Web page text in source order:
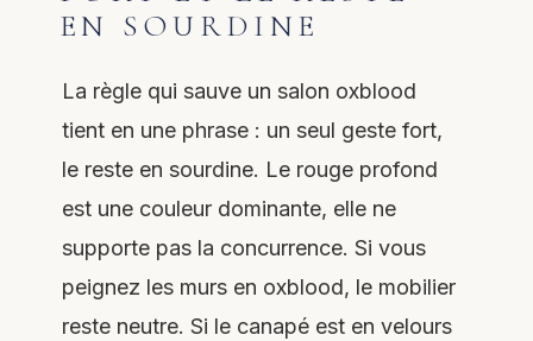
EN SOURDINE
La règle qui sauve un salon oxblood
tient en une phrase : un seul geste fort,
le reste en sourdine. Le rouge profond
est une couleur dominante, elle ne
supporte pas la concurrence. Si vous
peignez les murs en oxblood, le mobilier
reste neutre. Si le canapé est en velours